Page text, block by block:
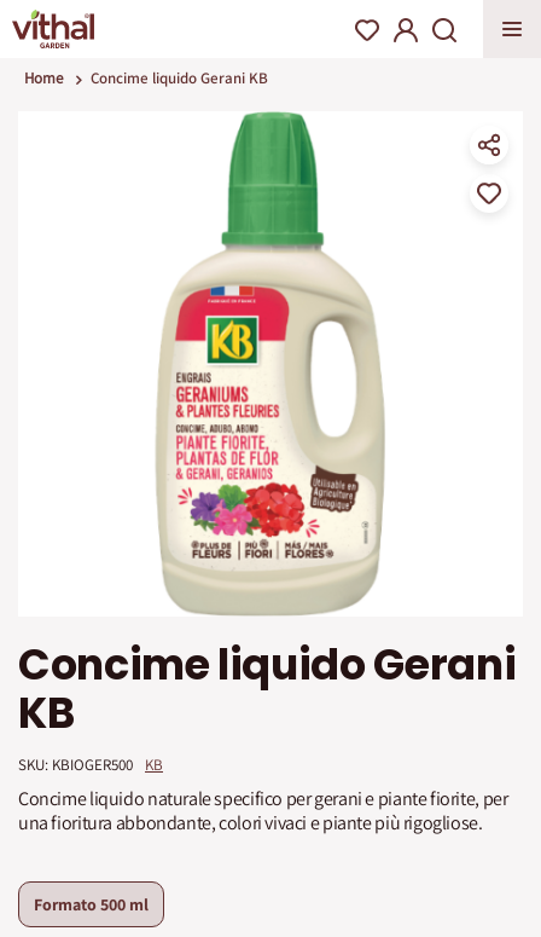
Home Concime liquido Gerani KB
all'inizio
della
galleria
di
Concime liquido Gerani
KB
SKU: KBIOGER500 KB
Concime liquido naturale specifico per gerani e piante fiorite, per
una fioritura abbondante, colori vivaci e piante più rigogliose.
Formato500 ml